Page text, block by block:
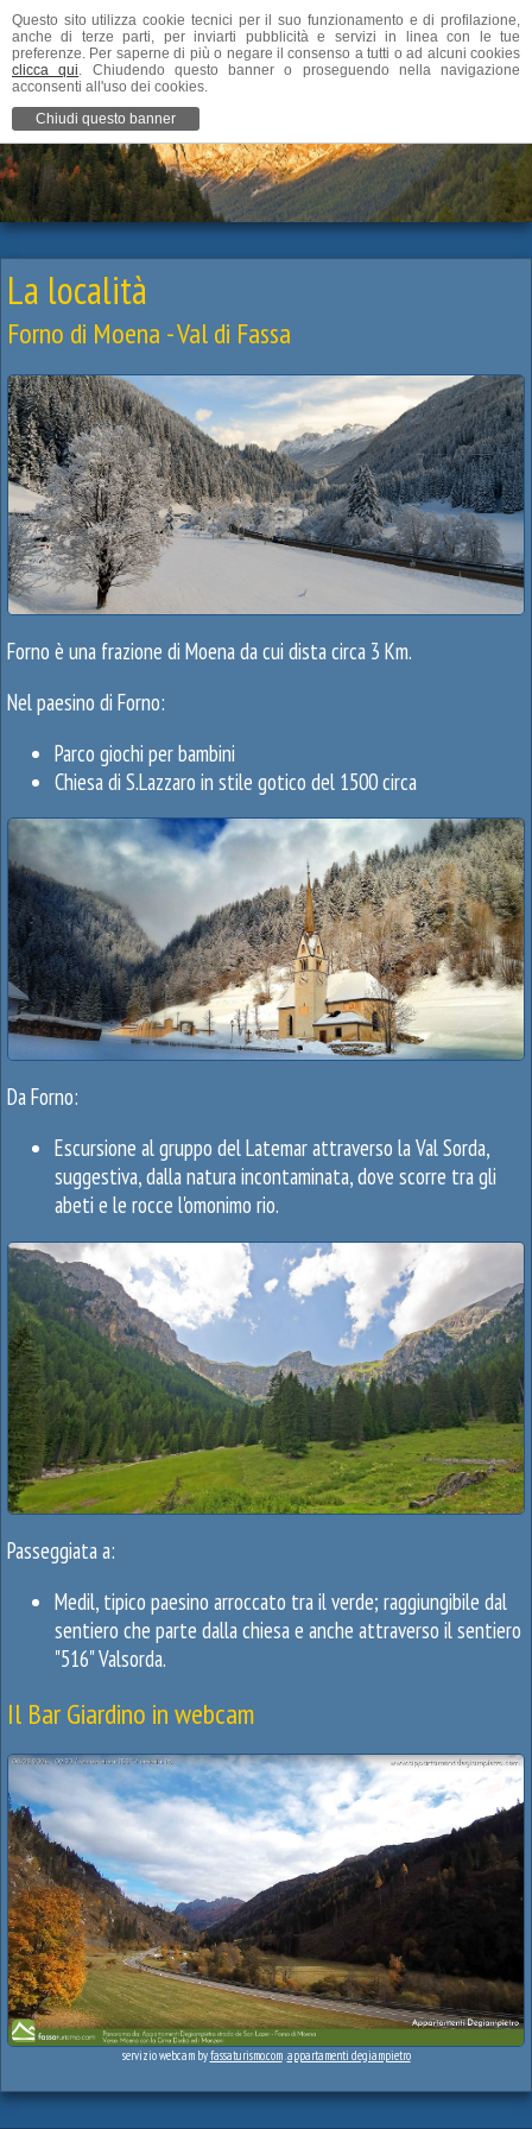
La località
Forno di Moena - Val di Fassa
Forno è una frazione di Moena da cui dista circa 3 Km.
Nel paesino di Forno:
Parco giochi per bambini
Chiesa di S.Lazzaro in stile gotico del 1500 circa
Da Forno:
Escursione al gruppo del Latemar attraverso la Val Sorda,
suggestiva, dalla natura incontaminata, dove scorre tra gli
abeti e le rocce l'omonimo rio.
Passeggiata a:
Medil, tipico paesino arroccato tra il verde; raggiungibile dal
sentiero che parte dalla chiesa e anche attraverso il sentiero
"516" Valsorda.
Il Bar Giardino in webcam
servizio webcam byfassaturismo.com. appartamenti degiampietro
Questo sito utilizza cookie tecnici per il suo funzionamento e di profilazione,
anche di terze parti, per inviarti pubblicità e servizi in linea con le tue
preferenze. Per saperne di più o negare il consenso a tutti o ad alcuni cookies
clicca qui. Chiudendo questo banner o proseguendo nella navigazione
acconsenti all'uso dei cookies.
Chiudi questo banner